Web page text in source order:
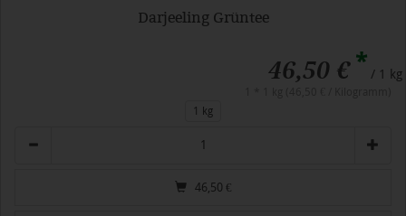
Darjeeling Grüntee
46,50 €* / 1 kg
1 kg
46,50 €